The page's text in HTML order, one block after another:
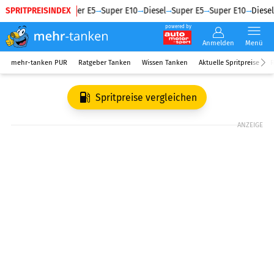
SPRITPREISINDEX
Diesel Super E5 Super E10 Diesel Super E5 Super E10 Diesel
powered by
Anmelden Menü
mehr-tanken PUR Ratgeber Tanken Wissen Tanken Aktuelle Spritpreise
Spritpreise vergleichen
ANZEIGE